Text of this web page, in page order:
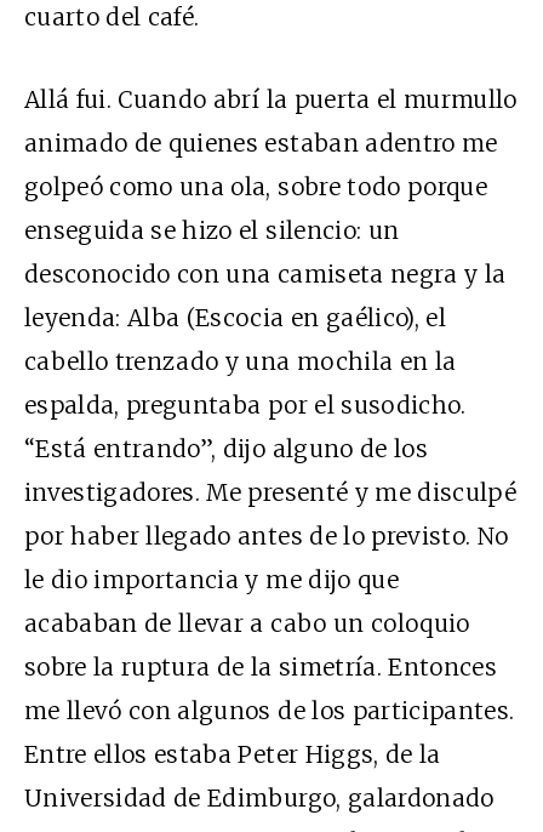
cuarto del café.
Allá fui. Cuando abrí la puerta el murmullo
animado de quienes estaban adentro me
golpeó como una ola, sobre todo porque
enseguida se hizo el silencio: un
desconocido con una camiseta negra y la
leyenda: Alba (Escocia en gaélico), el
cabello trenzado y una mochila en la
espalda, preguntaba por el susodicho.
“Está entrando”, dijo alguno de los
investigadores. Me presenté y me disculpé
por haber llegado antes de lo previsto. No
le dio importancia y me dijo que
acababan de llevar a cabo un coloquio
sobre la ruptura de la simetría. Entonces
me llevó con algunos de los participantes.
Entre ellos estaba Peter Higgs, de la
Universidad de Edimburgo, galardonado